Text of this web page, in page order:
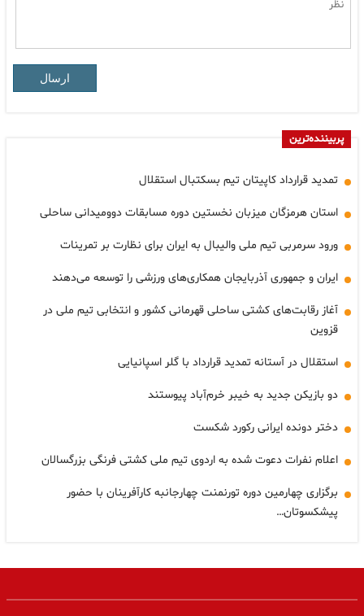
ارسال
پربیننده‌ترین
تمدید قرارداد کاپیتان تیم بسکتبال استقلال
استان هرمزگان میزبان نخستین دوره مسابقات دوومیدانی ساحلی
ورود سرمربی تیم ملی والیبال به ایران برای نظارت بر تمرینات
ایران و جمهوری آذربایجان همکاری‌های ورزشی را توسعه می‌دهند
آغاز رقابت‌های کشتی ساحلی قهرمانی کشور و انتخابی تیم ملی در
قزوین
استقلال در آستانه تمدید قرارداد با گلر اسپانیایی
دو بازیکن جدید به خیبر خرم‌آباد پیوستند
دختر دونده ایرانی رکورد شکست
اعلام نفرات دعوت شده به اردوی تیم ملی کشتی فرنگی بزرگسالان
برگزاری چهارمین دوره تورنمنت چهارجانبه کارآفرینان با حضور
پیشکسوتان…